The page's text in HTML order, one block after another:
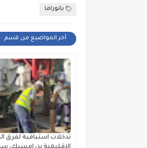
بانوراما
أخر المواضيع من قسم :
تدخلات استباقية لفرق